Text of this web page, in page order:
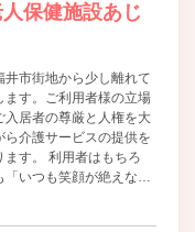
保健施設あじ
井市街地から少し離れて
ます。ご利用者様の立場
入居者の尊厳と人権を大
ら介護サービスの提供を
ます。 利用者はもちろ
「いつも笑顔が絶えな